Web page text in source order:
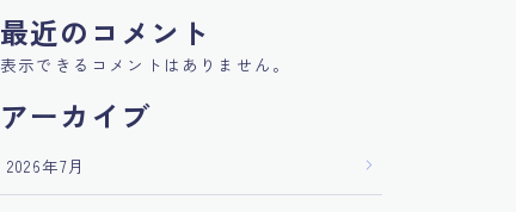
最近のコメント
表示できるコメントはありません。
アーカイブ
2026年7月